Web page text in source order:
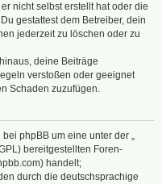
nicht selbst erstellt hat oder die
gestattest dem Betreiber, dein
jederzeit zu löschen oder zu
deine Beiträge
verstoßen oder geeignet
Schaden zuzufügen.
phpBB um eine unter der „
bereitgestellten Foren-
handelt;
durch die deutschsprachige